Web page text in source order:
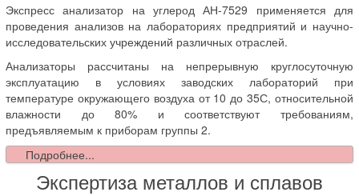
Экспресс анализатор на углерод АН-7529 применяется для
проведения анализов на лабораториях предприятий и научно-
исследовательских учреждений различных отраслей.
Анализаторы рассчитаны на непрерывную круглосуточную
эксплуатацию в условиях заводских лабораторий при
температуре окружающего воздуха от 10 до 35С, относительной
влажности до 80% и соответствуют требованиям,
предъявляемым к приборам группы 2.
Подробнее...
Экспертиза металлов и сплавов